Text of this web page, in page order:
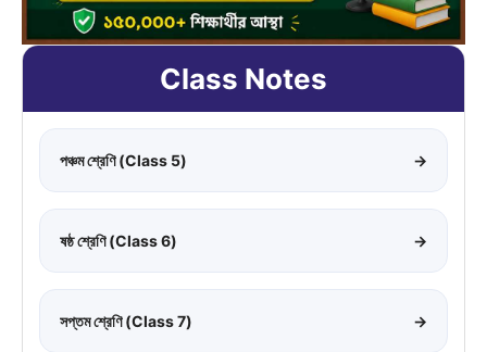
Class Notes
পঞ্চম শ্রেণি (Class 5) →
ষষ্ঠ শ্রেণি (Class 6) →
সপ্তম শ্রেণি (Class 7) →